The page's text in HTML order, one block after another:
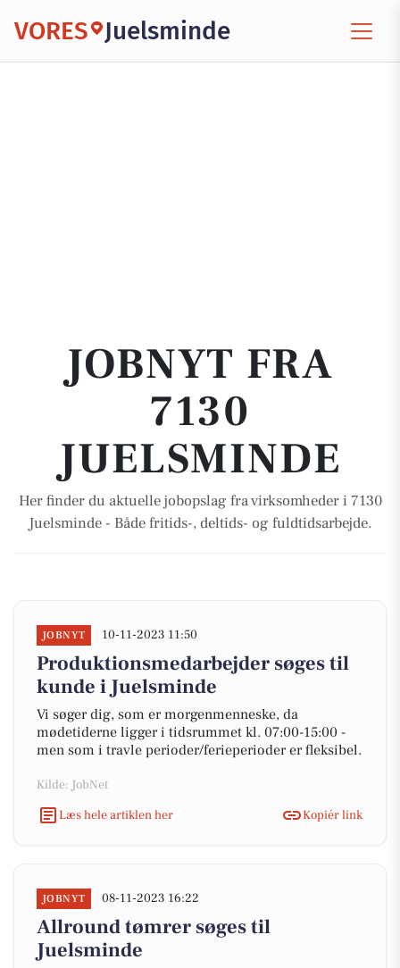
VORES Juelsminde
JOBNYT FRA
7130
JUELSMINDE
Her finder du aktuelle jobopslag fra virksomheder i 7130
Juelsminde - Både fritids-, deltids- og fuldtidsarbejde.
JOBNYT 10-11-2023 11:50
Produktionsmedarbejder søges til
kunde i Juelsminde
Vi søger dig, som er morgenmenneske, da
mødetiderne ligger i tidsrummet kl. 07:00-15:00 -
men som i travle perioder/ferieperioder er fleksibel.
Kilde: JobNet
Læs hele artiklen her
Kopiér link
JOBNYT 08-11-2023 16:22
Allround tømrer søges til
Juelsminde